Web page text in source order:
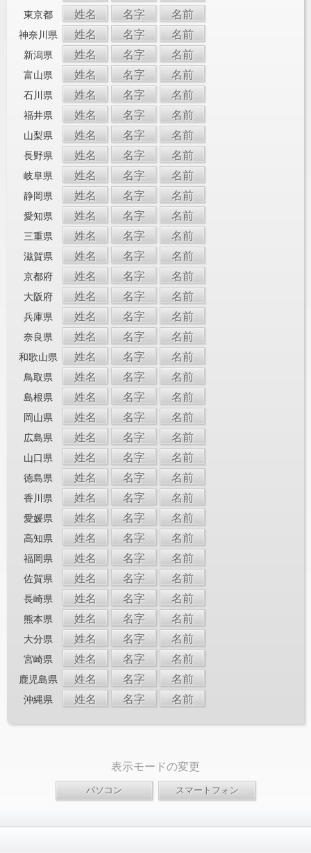
東京都 姓名 名字 名前
神奈川県 姓名 名字 名前
新潟県 姓名 名字 名前
富山県 姓名 名字 名前
石川県 姓名 名字 名前
福井県 姓名 名字 名前
山梨県 姓名 名字 名前
長野県 姓名 名字 名前
岐阜県 姓名 名字 名前
静岡県 姓名 名字 名前
愛知県 姓名 名字 名前
三重県 姓名 名字 名前
滋賀県 姓名 名字 名前
京都府 姓名 名字 名前
大阪府 姓名 名字 名前
兵庫県 姓名 名字 名前
奈良県 姓名 名字 名前
和歌山県 姓名 名字 名前
鳥取県 姓名 名字 名前
島根県 姓名 名字 名前
岡山県 姓名 名字 名前
広島県 姓名 名字 名前
山口県 姓名 名字 名前
徳島県 姓名 名字 名前
香川県 姓名 名字 名前
愛媛県 姓名 名字 名前
高知県 姓名 名字 名前
福岡県 姓名 名字 名前
佐賀県 姓名 名字 名前
長崎県 姓名 名字 名前
熊本県 姓名 名字 名前
大分県 姓名 名字 名前
宮崎県 姓名 名字 名前
鹿児島県 姓名 名字 名前
沖縄県 姓名 名字 名前
表示モードの変更